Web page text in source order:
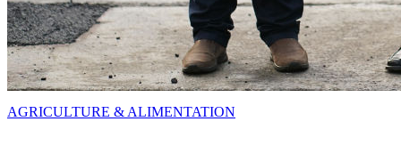
AGRICULTURE & ALIMENTATION